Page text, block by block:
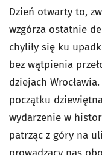
Dzień otwarty to,
wzgórza ostatnie
chyliły się ku
bez wątpienia
dziejach
początku
wydarzenie w
patrząc z góry na